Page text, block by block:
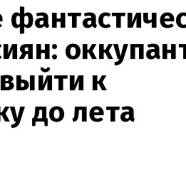
к
до лета